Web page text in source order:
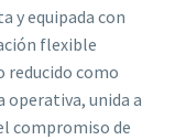
y equipada con
flexible
reducido como
operativa, unida a
compromiso de